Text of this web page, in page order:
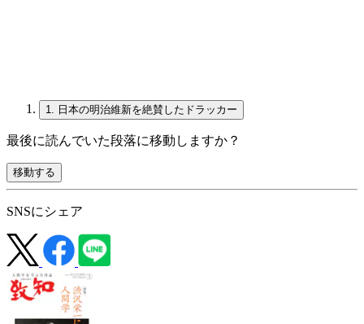
1. 日本の明治維新を絶賛したドラッカー
最後に読んでいた段落に移動しますか？
移動する
SNSにシェア